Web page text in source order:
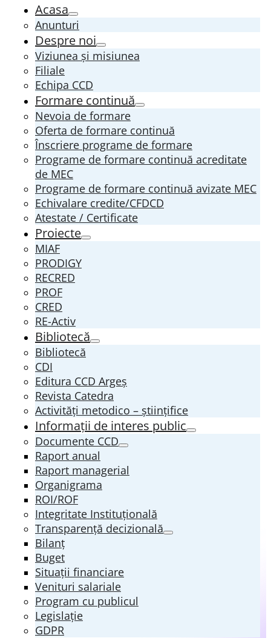
Acasa
Anunturi
Despre noi
Viziunea și misiunea
Filiale
Echipa CCD
Formare continuă
Nevoia de formare
Oferta de formare continuă
Înscriere programe de formare
Programe de formare continuă acreditate
de MEC
Programe de formare continuă avizate MEC
Echivalare credite/CFDCD
Atestate / Certificate
Proiecte
MIAF
PRODIGY
RECRED
PROF
CRED
RE-Activ
Bibliotecă
Bibliotecă
CDI
Editura CCD Argeş
Revista Catedra
Activități metodico – științifice
Informații de interes public
Documente CCD
Raport anual
Raport managerial
Organigrama
ROI/ROF
Integritate Instituțională
Transparenţă decizională
Bilanț
Buget
Situații financiare
Venituri salariale
Program cu publicul
Legislație
GDPR